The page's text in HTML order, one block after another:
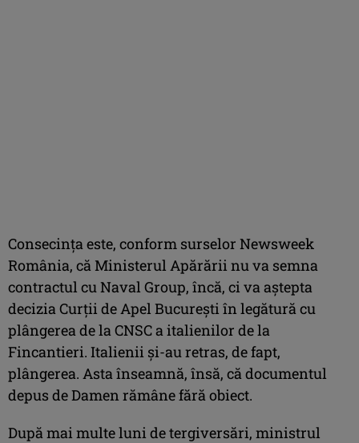
Consecința este, conform surselor Newsweek
România, că Ministerul Apărării nu va semna
contractul cu Naval Group, încă, ci va aștepta
decizia Curții de Apel București în legătură cu
plângerea de la CNSC a italienilor de la
Fincantieri. Italienii și-au retras, de fapt,
plângerea. Asta înseamnă, însă, că documentul
depus de Damen rămâne fără obiect.
După mai multe luni de tergiversări, ministrul